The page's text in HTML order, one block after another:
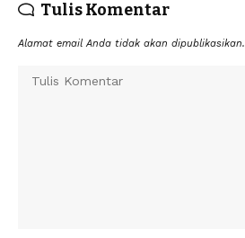
Tulis Komentar
Alamat email Anda tidak akan dipublikasikan.